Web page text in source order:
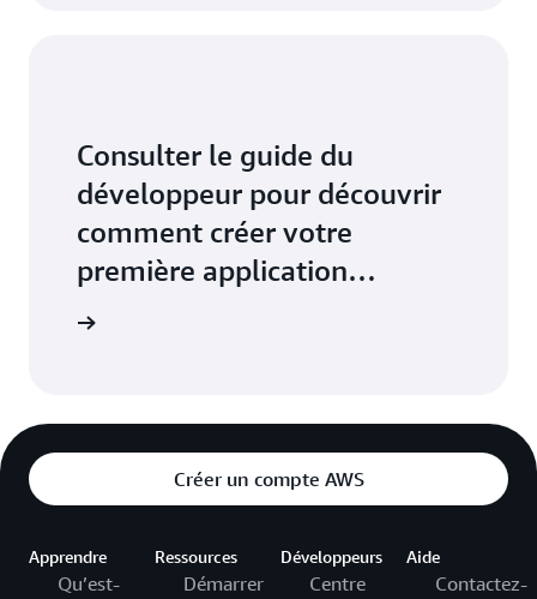
Consulter le guide du
développeur pour découvrir
comment créer votre
première application
moderne étape par étape.
Créer un compte AWS
Apprendre
Qu’est-
Ressources
Démarrer
Développeurs
Centre
Aide
Contactez-